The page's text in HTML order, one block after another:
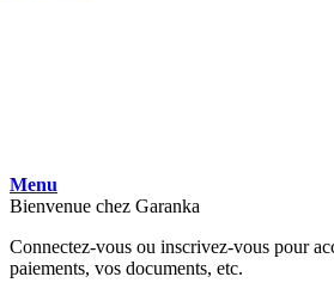
Menu
Bienvenue chez Garanka
Connectez-vous ou inscrivez-vous pour
paiements, vos documents, etc.